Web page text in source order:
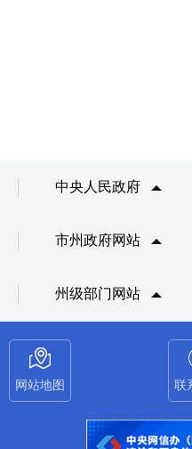
中央人民政府
市州政府网站
州级部门网站
网站地图 联